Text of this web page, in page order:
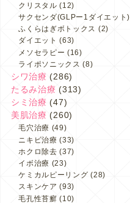
クリスタル (12)
サクセンダ(GLPー1ダイエット)
ふくらはぎボトックス (2)
ダイエット (63)
メソセラピー (16)
ライポソニックス (8)
シワ治療 (286)
たるみ治療 (313)
シミ治療 (47)
美肌治療 (260)
毛穴治療 (49)
ニキビ治療 (33)
ホクロ除去 (37)
イボ治療 (23)
ケミカルピーリング (28)
スキンケア (93)
毛孔性苔癬 (10)